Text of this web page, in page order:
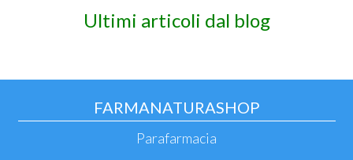
Ultimi articoli dal blog
FARMANATURASHOP
Parafarmacia